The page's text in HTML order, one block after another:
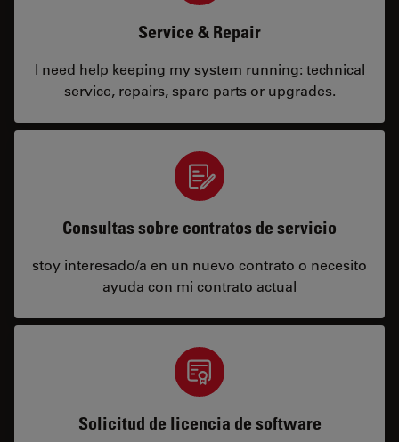
Service & Repair
I need help keeping my system running: technical
service, repairs, spare parts or upgrades.
Consultas sobre contratos de servicio
stoy interesado/a en un nuevo contrato o necesito
ayuda con mi contrato actual
Solicitud de licencia de software